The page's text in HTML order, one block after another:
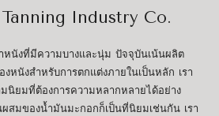
Industry Co.
าหนังที่มีความบางและนุ่ม ปัจจุบันเน้นผลิต
งหนังสำหรับการตกแต่งภายในเป็นหลัก เรา
นิยมที่ต้องการความหลากหลายได้อย่าง
ผสมของน้ำมันมะกอกก็เป็นที่นิยมเช่นกัน เรา